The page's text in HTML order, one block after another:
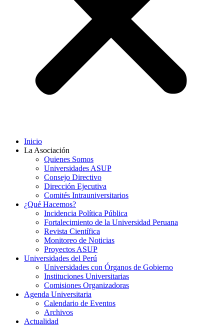
Inicio
La Asociación
Quienes Somos
Universidades ASUP
Consejo Directivo
Dirección Ejecutiva
Comités Intrauniversitarios
¿Qué Hacemos?
Incidencia Política Pública
Fortalecimiento de la Universidad Peruana
Revista Científica
Monitoreo de Noticias
Proyectos ASUP
Universidades del Perú
Universidades con Órganos de Gobierno
Instituciones Universitarias
Comisiones Organizadoras
Agenda Universitaria
Calendario de Eventos
Archivos
Actualidad